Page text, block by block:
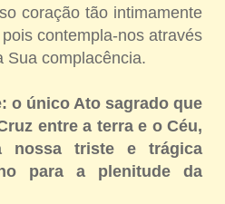
coração tão intimamente
contempla-nos através
Sua complacência.
o único Ato sagrado que
entre a terra e o Céu,
nossa triste e trágica
para a plenitude da